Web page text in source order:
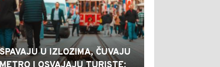
SPAVAJU U IZLOZIMA, ČUVAJU